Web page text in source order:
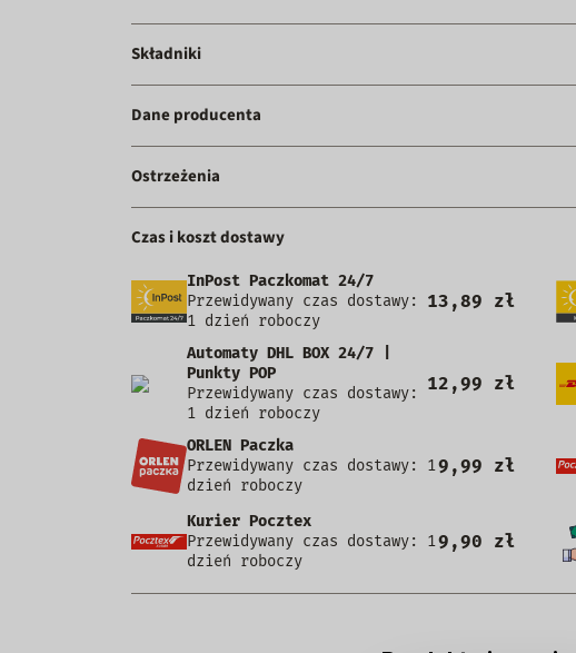
Składniki
Dane producenta
Ostrzeżenia
Czas i koszt dostawy
InPost Paczkomat 24/7
Przewidywany czas dostawy:
1 dzień roboczy
13,89 zł
Automaty DHL BOX 24/7 |
Punkty POP
Przewidywany czas dostawy:
1 dzień roboczy
12,99 zł
ORLEN Paczka
Przewidywany czas dostawy: 1
dzień roboczy
9,99 zł
Kurier Pocztex
Przewidywany czas dostawy: 1
dzień roboczy
9,90 zł